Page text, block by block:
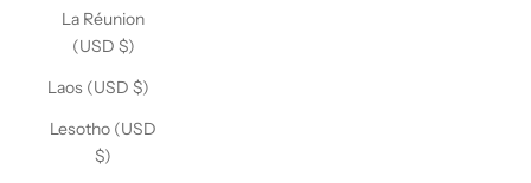
La Réunion
(USD $)
Laos (USD $)
Lesotho (USD
$)